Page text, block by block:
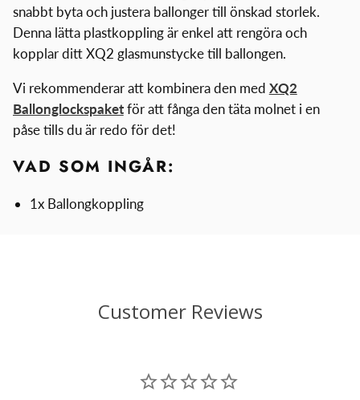
snabbt byta och justera ballonger till önskad storlek.
Denna lätta plastkoppling är enkel att rengöra och
kopplar ditt XQ2 glasmunstycke till ballongen.
Vi rekommenderar att kombinera den med XQ2
Ballonglockspaketför att fånga den täta molnet i en
påse tills du är redo för det!
VAD SOM INGÅR:
1x Ballongkoppling
Customer Reviews